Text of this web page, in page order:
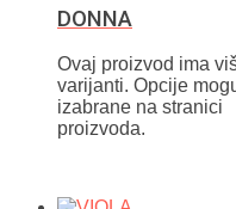
DONNA
Ovaj proizvod ima
varijanti. Opcije
izabrane na stranici
proizvoda.